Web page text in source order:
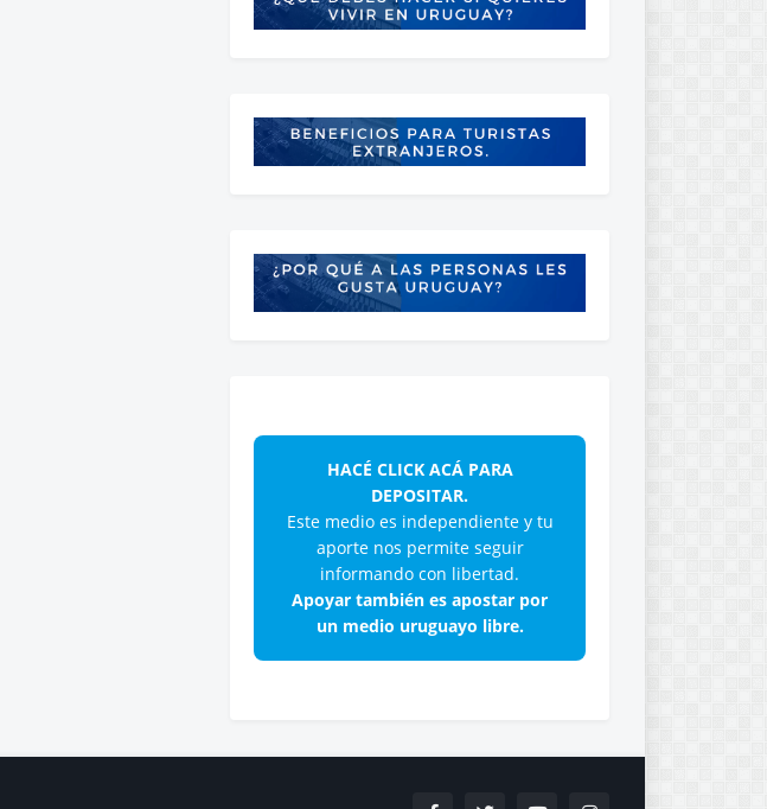
HACÉ CLICK ACÁ PARA
DEPOSITAR.
Este medio es independiente y tu
aporte nos permite seguir
informando con libertad.
Apoyar también es apostar por
un medio uruguayo libre.